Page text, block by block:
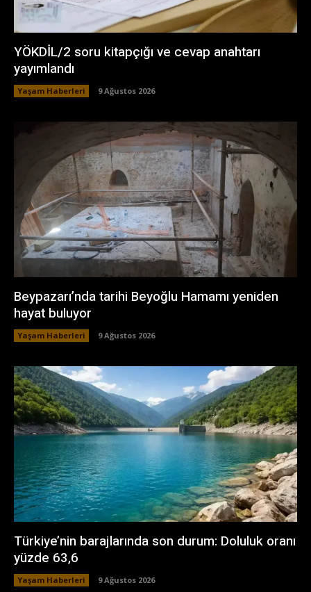
YÖKDİL/2 soru kitapçığı ve cevap anahtarı
yayımlandı
Yaşam Haberleri 9 Ağustos 2026
Beypazarı’nda tarihi Beyoğlu Hamamı yeniden
hayat buluyor
Yaşam Haberleri 9 Ağustos 2026
Türkiye’nin barajlarında son durum: Doluluk oranı
yüzde 63,6
Yaşam Haberleri 9 Ağustos 2026